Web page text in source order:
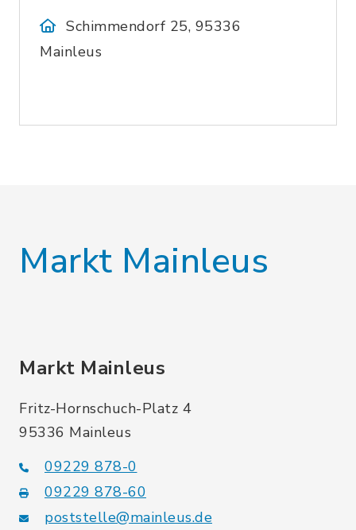
Schimmendorf 25, 95336
Mainleus
Markt Mainleus
Markt Mainleus
Fritz-Hornschuch-Platz 4
95336 Mainleus
09229 878-0
09229 878-60
poststelle@mainleus.de